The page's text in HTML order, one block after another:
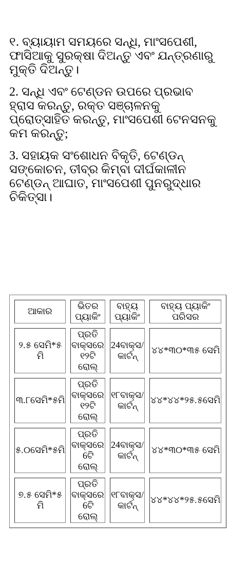
୧. ବ୍ୟାୟାମ ସମୟରେ ସନ୍ଧି, ମାଂସପେଶୀ,
ଫାସିଆକୁ ସୁରକ୍ଷା ଦିଅନ୍ତୁ ଏବଂ ଯନ୍ତ୍ରଣାରୁ
ମୁକ୍ତି ଦିଅନ୍ତୁ।
2. ସନ୍ଧି ଏବଂ ଟେଣ୍ଡନ ଉପରେ ପ୍ରଭାବ
ହ୍ରାସ କରନ୍ତୁ, ରକ୍ତ ସଞ୍ଚାଳନକୁ
ପ୍ରୋତ୍ସାହିତ କରନ୍ତୁ, ମାଂସପେଶୀ ଟେନସନକୁ
କମ କରନ୍ତୁ;
3. ସହାୟକ ସଂଶୋଧନ ବିକୃତି, ଟେଣ୍ଡନ୍
ସଙ୍କୋଚନ, ତୀବ୍ର କିମ୍ବା ଦୀର୍ଘକାଳୀନ
ଟେଣ୍ଡନ୍ ଆଘାତ, ମାଂସପେଶୀ ପୁନରୁଦ୍ଧାର
ଚିକିତ୍ସା।
ଆକାର
ଭିତର
ପ୍ୟାକିଂ
ବାହ୍ୟ
ପ୍ୟାକିଂ
ବାହ୍ୟ ପ୍ୟାକିଂ
ପରିସର
୨.୫ ସେମି*୫
ମି
ପ୍ରତି
ବାକ୍ସରେ
୧୨ଟି
ରୋଲ୍
24ବାକ୍ସ/
କାର୍ଟନ୍
୪୪*୩୦*୩୫ ସେମି
୩.୮ସେମି*୫ମି
ପ୍ରତି
ବାକ୍ସରେ
୧୨ଟି
ରୋଲ୍
୧୮ବାକ୍ସ/
କାର୍ଟନ୍
୪୪*୪୪*୨୫.୫ସେମି
୫.୦ସେମି*୫ମି
ପ୍ରତି
ବାକ୍ସରେ
6ଟି
ରୋଲ୍
24ବାକ୍ସ/
କାର୍ଟନ୍
୪୪*୩୦*୩୫ ସେମି
୭.୫ ସେମି*୫
ମି
ପ୍ରତି
ବାକ୍ସରେ
6ଟି
ରୋଲ୍
୧୮ବାକ୍ସ/
କାର୍ଟନ୍
୪୪*୪୪*୨୫.୫ସେମି